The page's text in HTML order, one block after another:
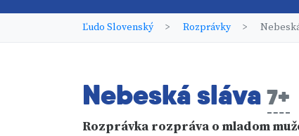
Ľudo Slovenský Rozprávky
Nebeská sláva7+
Rozprávka rozpráva o mladom